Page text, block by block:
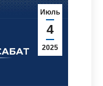
Июль
4
2025